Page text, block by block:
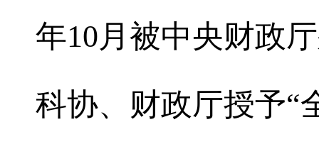
年10月被中央财政
科协、财政厅授予“